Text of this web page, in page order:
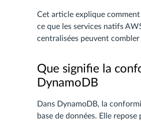
Cet article explique
ce que les services natifs
centralisées peuvent combler
Que signifie la
DynamoDB
Dans DynamoDB, la
base de données. Elle